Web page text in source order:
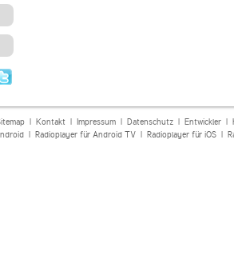
| Kontakt| Impressum| Datenschutz| Entwickler|
| Radioplayer für Android TV| Radioplayer für iOS|